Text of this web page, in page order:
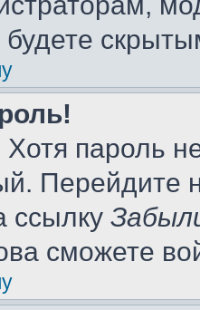
пароль
Перейдите
ссылку
сможете